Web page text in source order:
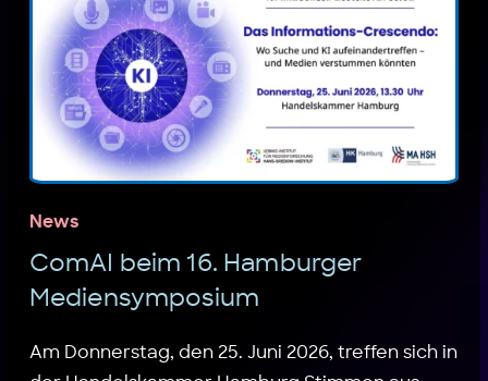
News
ComAI beim 16. Hamburger
Mediensymposium
Am Donnerstag, den 25. Juni 2026, treffen sich in